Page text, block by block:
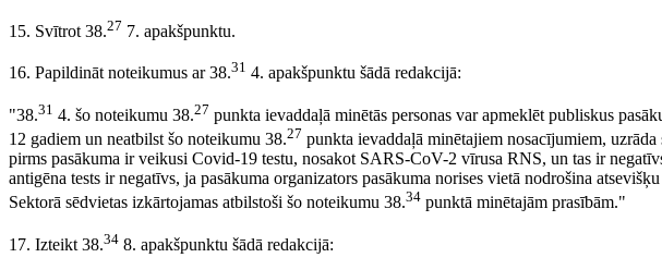
15. Svītrot 38.27 7. apakšpunktu.
16. Papildināt noteikumus ar 38.31 4. apakšpunktu šādā redakcijā:
"38.31 4. šo noteikumu 38.27 punkta ievaddaļā minētās personas var apmeklēt publiskus
12 gadiem un neatbilst šo noteikumu 38.27 punkta ievaddaļā minētajiem nosacījumiem,
pirms pasākuma ir veikusi Covid-19 testu, nosakot SARS-CoV-2 vīrusa RNS, un tas ir
antigēna tests ir negatīvs, ja pasākuma organizators pasākuma norises vietā nodrošina
Sektorā sēdvietas izkārtojamas atbilstoši šo noteikumu 38.34 punktā minētajām prasībām."
17. Izteikt 38.34 8. apakšpunktu šādā redakcijā: